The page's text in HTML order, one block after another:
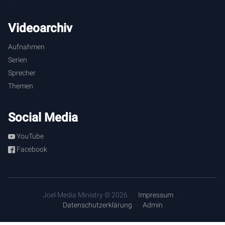
Videoarchiv
Aufnahmen
Serien
Sprecher
Themen
Social Media
YouTube
Facebook
Joel Media Ministry © 2026
Impressum
Datenschutzerklärung
Admin